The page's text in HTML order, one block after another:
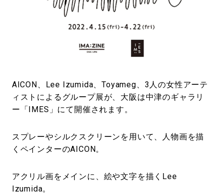
AICON、Lee Izumida、Toyameg、3人の女性アーテ
ィストによるグループ展が、大阪は中津のギャラリ
ー「IMES」にて開催されます。
スプレーやシルクスクリーンを用いて、人物画を描
くペインターのAICON。
アクリル画をメインに、絵や文字を描くLee
Izumida。